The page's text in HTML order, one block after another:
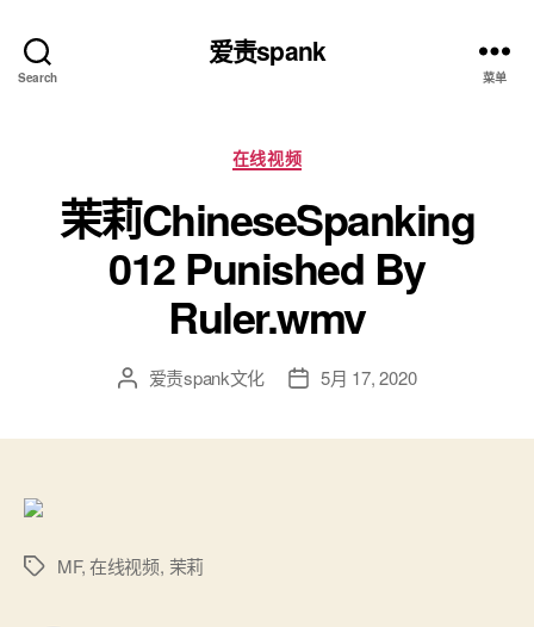
Search
爱责spank
菜单
分
类
在线视频
茉莉ChineseSpanking
012 Punished By
Ruler.wmv
文 爱责spank文化
发 5月 17, 2020
标
MF,在线视频, 茉莉